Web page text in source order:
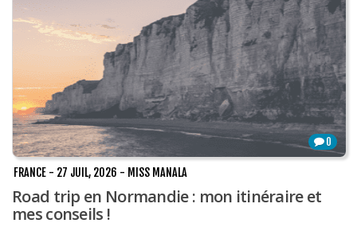
Sites utiles
Réserver un vol !
Le logement en voyage
Assurance voyage !
LA carte bancaire
voyage !
0
FRANCE - 27 JUIL, 2026 - MISS MANALA
Road trip en Normandie : mon itinéraire et
mes conseils !